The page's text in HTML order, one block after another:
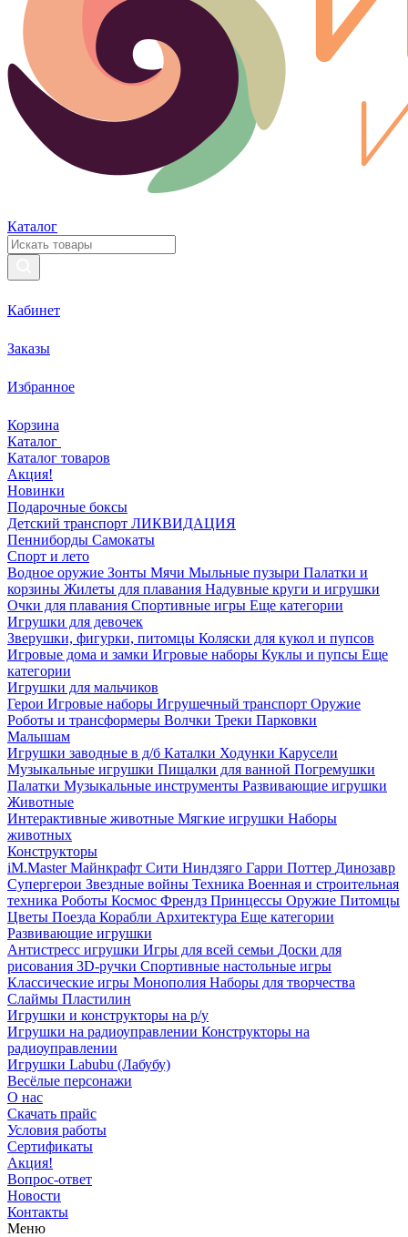
Каталог
Кабинет
Заказы
Избранное
Корзина
Каталог
Каталог товаров
Акция!
Новинки
Подарочные боксы
Детский транспорт ЛИКВИДАЦИЯ
Пенниборды Самокаты
Спорт и лето
Водное оружие Зонты Мячи Мыльные пузыри Палатки и
корзины Жилеты для плавания Надувные круги и игрушки
Очки для плавания Спортивные игры Еще категории
Игрушки для девочек
Зверушки, фигурки, питомцы Коляски для кукол и пупсов
Игровые дома и замки Игровые наборы Куклы и пупсы Еще
категории
Игрушки для мальчиков
Герои Игровые наборы Игрушечный транспорт Оружие
Роботы и трансформеры Волчки Треки Парковки
Малышам
Игрушки заводные в д/б Каталки Ходунки Карусели
Музыкальные игрушки Пищалки для ванной Погремушки
Палатки Музыкальные инструменты Развивающие игрушки
Животные
Интерактивные животные Мягкие игрушки Наборы
животных
Конструкторы
iM.Master Майнкрафт Сити Ниндзяго Гарри Поттер Динозавр
Супергерои Звездные войны Техника Военная и строительная
техника Роботы Космос Френдз Принцессы Оружие Питомцы
Цветы Поезда Корабли Архитектура Еще категории
Развивающие игрушки
Антистресс игрушки Игры для всей семьи Доски для
рисования 3D-ручки Спортивные настольные игры
Классические игры Монополия Наборы для творчества
Слаймы Пластилин
Игрушки и конструкторы на р/у
Игрушки на радиоуправлении Конструкторы на
радиоуправлении
Игрушки Labubu (Лабубу)
Весёлые персонажи
О нас
Скачать прайс
Условия работы
Сертификаты
Акция!
Вопрос-ответ
Новости
Контакты
Меню